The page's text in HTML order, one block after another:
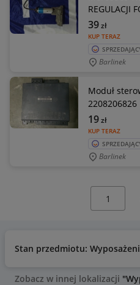
REGULACJI
KUP TERAZ
39zł
Barlinek
Moduł
2208206826
KUP TERAZ
19zł
Barlinek
Stan przedmiotu:
Zobacz w innej lokalizacji